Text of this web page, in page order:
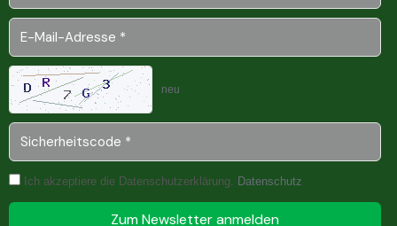
neu
Ich akzeptiere die Datenschutzerklärung. Datenschutz
Zum Newsletter anmelden